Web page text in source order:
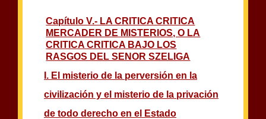
Capítulo V.- LA CRITICA CRITICA
MERCADER DE MISTERIOS, O LA
CRITICA CRITICA BAJO LOS
RASGOS DEL SENOR SZELIGA
I. El misterio de la perversión en la
civilización y el misterio de la privación
de todo derecho en el Estado